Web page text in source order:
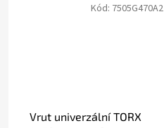
Vrut univerzální TORX
Kód: 7505G470A2